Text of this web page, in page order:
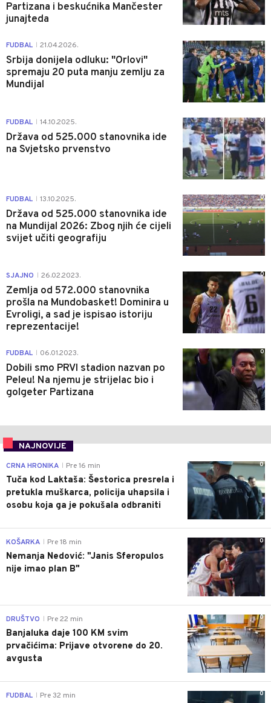
Partizana i beskućnika Mančester
junajteda
FUDBAL 21.04.2026.
Srbija donijela odluku: "Orlovi"
spremaju 20 puta manju zemlju za
Mundijal
1
FUDBAL 14.10.2025.
Država od 525.000 stanovnika ide
na Svjetsko prvenstvo
0
FUDBAL 13.10.2025.
Država od 525.000 stanovnika ide
na Mundijal 2026: Zbog njih će cijeli
svijet učiti geografiju
0
SJAJNO 26.02.2023.
Zemlja od 572.000 stanovnika
prošla na Mundobasket! Dominira u
Evroligi, a sad je ispisao istoriju
reprezentacije!
0
FUDBAL 06.01.2023.
Dobili smo PRVI stadion nazvan po
Peleu! Na njemu je strijelac bio i
golgeter Partizana
0
NAJNOVIJE
0
CRNA HRONIKA Pre 16 min
Tuča kod Laktaša: Šestorica presrela i
pretukla muškarca, policija uhapsila i
osobu koja ga je pokušala odbraniti
0
KOŠARKA Pre 18 min
Nemanja Nedović: "Janis Sferopulos
nije imao plan B"
0
DRUŠTVO Pre 22 min
Banjaluka daje 100 KM svim
prvačićima: Prijave otvorene do 20.
avgusta
0
FUDBAL Pre 32 min